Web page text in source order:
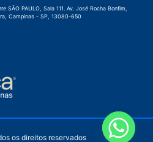
SÃO PAULO, Sala 111. Av. José Rocha Bonfim,
Campinas - SP, 13080-650
os direitos reservados